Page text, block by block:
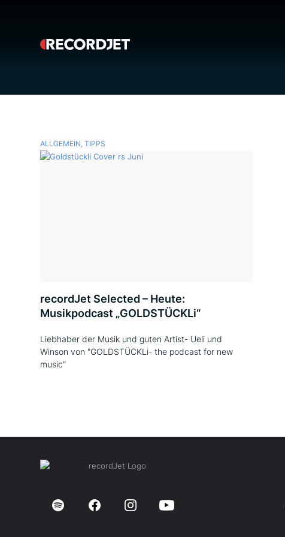
ALLGEMEIN, TIPPS
recordJet Selected – Heute:
Musikpodcast „GOLDSTÜCKLi“
Liebhaber der Musik und guten Artist- Ueli und
Winson von "GOLDSTÜCKLi- the podcast for new
music“